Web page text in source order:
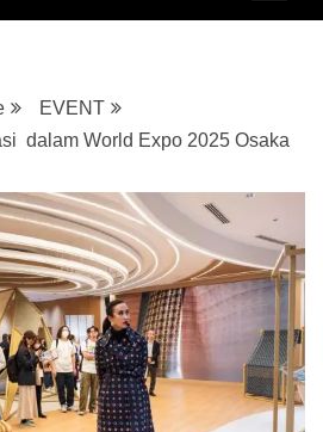
EVENT
dalam World Expo 2025 Osaka